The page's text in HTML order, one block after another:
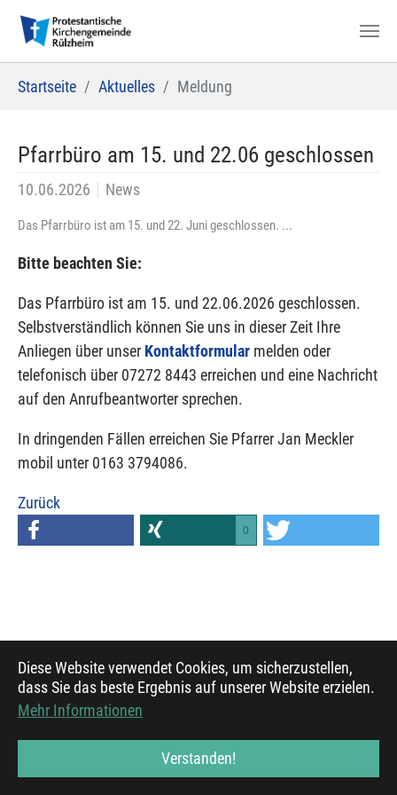
Diese Website verwendet Cookies, um sicherzustellen,
dass Sie das beste Ergebnis auf unserer Website erzielen.
Mehr Informationen
Verstanden!
Zum Hauptinhalt springen
Startseite Aktuelles Meldung
Pfarrbüro am 15. und 22.06 geschlossen
10.06.2026 News
Das Pfarrbüro ist am 15. und 22. Juni geschlossen. ...
Bitte beachten Sie:
Das Pfarrbüro ist am 15. und 22.06.2026 geschlossen.
Selbstverständlich können Sie uns in dieser Zeit Ihre
Anliegen über unser Kontaktformular melden oder
telefonisch über 07272 8443 erreichen und eine Nachricht
auf den Anrufbeantworter sprechen.
In dringenden Fällen erreichen Sie Pfarrer Jan Meckler
mobil unter 0163 3794086.
Zurück
0
© 2021, Evangelischer Mediendienst, basierend auf